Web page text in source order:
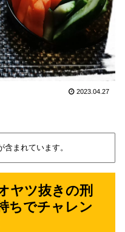
2023.04.27
まれています。
ヤツ抜きの刑
ちでチャレン